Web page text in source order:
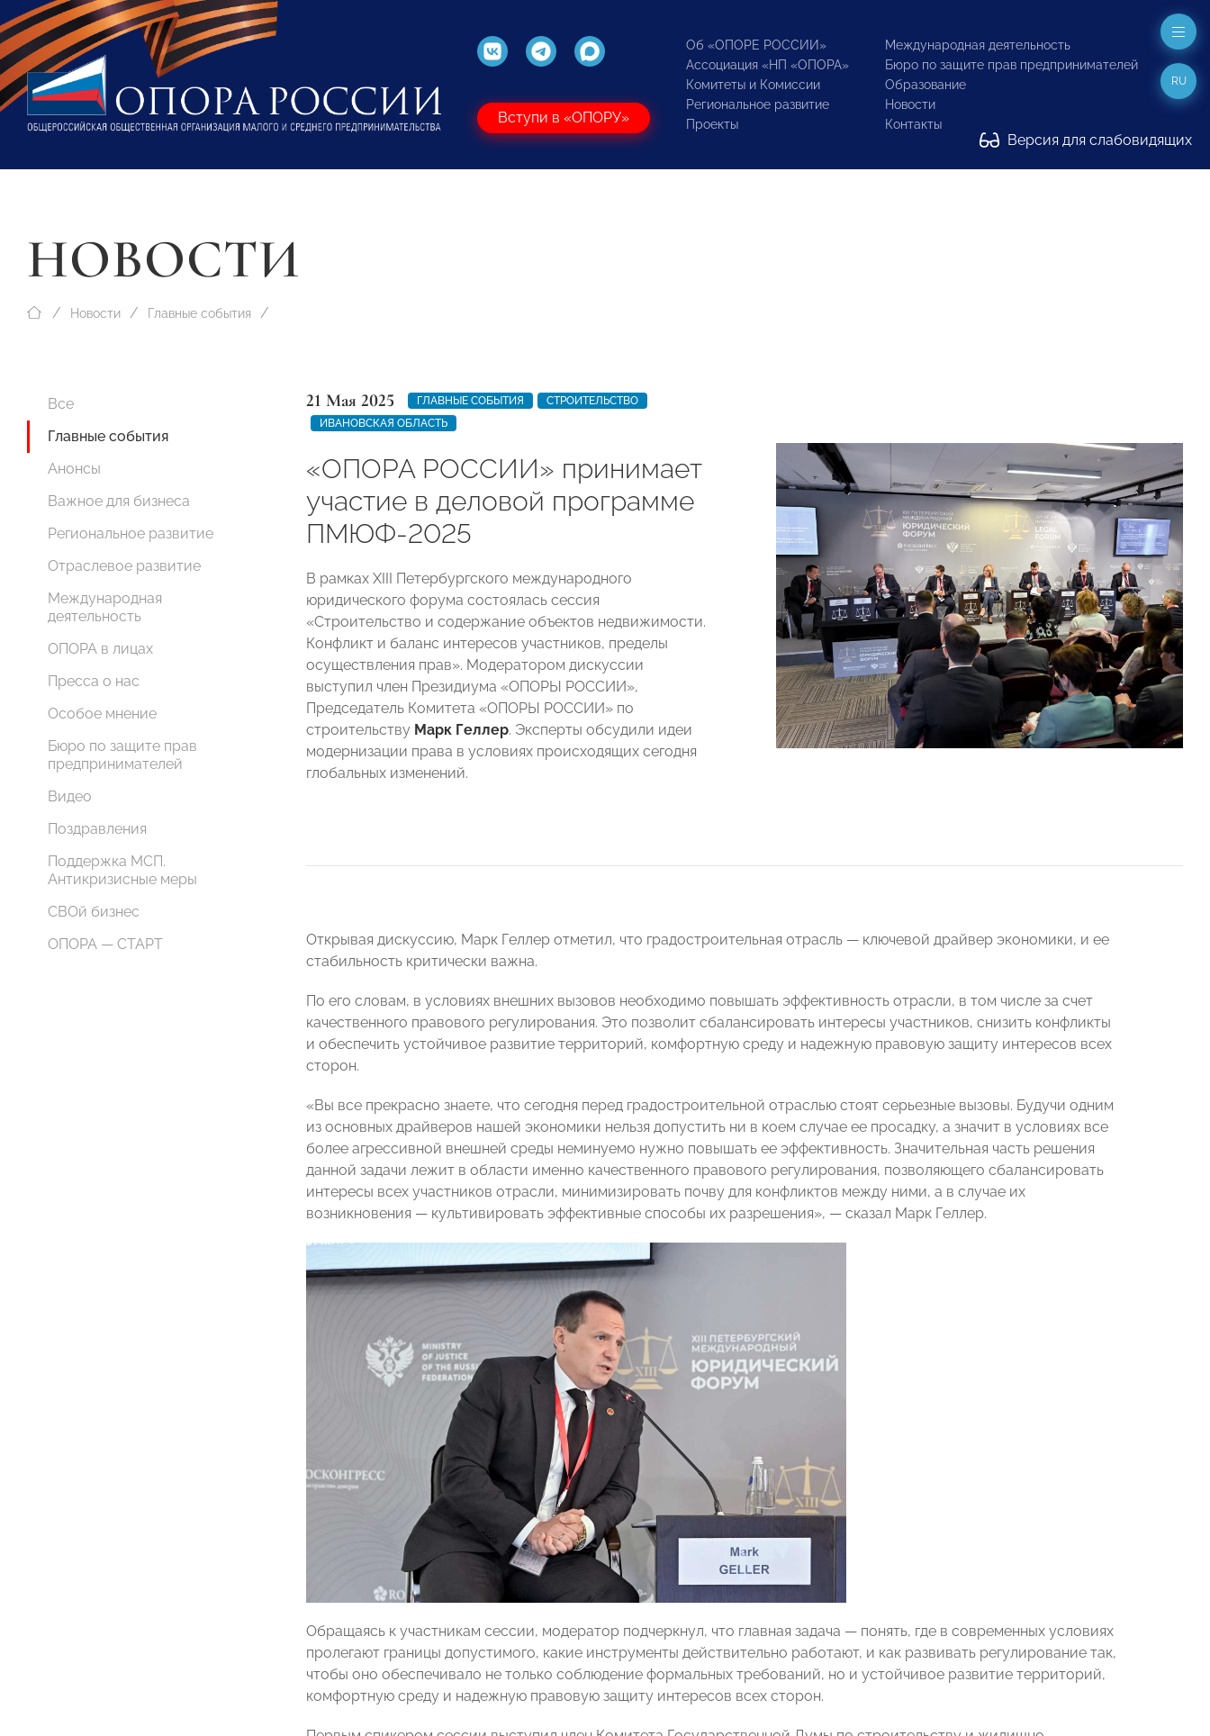
Вступи в «ОПОРУ»
Об «ОПОРЕ РОССИИ»
Ассоциация «НП «ОПОРА»
Комитеты и Комиссии
Региональное развитие
Проекты
Международная деятельность
Бюро по защите прав предпринимателей
Образование
Новости
Контакты
Версия для слабовидящих
RU
НОВОСТИ
Новости Главные события
Все
Главные события
Анонсы
Важное для бизнеса
Региональное развитие
Отраслевое развитие
Международная
деятельность
ОПОРА в лицах
Пресса о нас
Особое мнение
Бюро по защите прав
предпринимателей
Видео
Поздравления
Поддержка МСП.
Антикризисные меры
СВОй бизнес
ОПОРА — СТАРТ
21 Мая 2025 ГЛАВНЫЕ СОБЫТИЯ
СТРОИТЕЛЬСТВО
ИВАНОВСКАЯ ОБЛАСТЬ
«ОПОРА РОССИИ» принимает
участие в деловой программе
ПМЮФ-2025
В рамках XIII Петербургского международного
юридического форума состоялась сессия
«Строительство и содержание объектов недвижимости.
Конфликт и баланс интересов участников, пределы
осуществления прав». Модератором дискуссии
выступил член Президиума «ОПОРЫ РОССИИ»,
Председатель Комитета «ОПОРЫ РОССИИ» по
строительству Марк Геллер. Эксперты обсудили идеи
модернизации права в условиях происходящих сегодня
глобальных изменений.
Открывая дискуссию, Марк Геллер отметил, что градостроительная отрасль — ключевой драйвер экономики, и ее
стабильность критически важна.
По его словам, в условиях внешних вызовов необходимо повышать эффективность отрасли, в том числе за счет
качественного правового регулирования. Это позволит сбалансировать интересы участников, снизить конфликты
и обеспечить устойчивое развитие территорий, комфортную среду и надежную правовую защиту интересов всех
сторон.
«Вы все прекрасно знаете, что сегодня перед градостроительной отраслью стоят серьезные вызовы. Будучи одним
из основных драйверов нашей экономики нельзя допустить ни в коем случае ее просадку, а значит в условиях все
более агрессивной внешней среды неминуемо нужно повышать ее эффективность. Значительная часть решения
данной задачи лежит в области именно качественного правового регулирования, позволяющего сбалансировать
интересы всех участников отрасли, минимизировать почву для конфликтов между ними, а в случае их
возникновения — культивировать эффективные способы их разрешения», — сказал Марк Геллер.
Обращаясь к участникам сессии, модератор подчеркнул, что главная задача — понять, где в современных условиях
пролегают границы допустимого, какие инструменты действительно работают, и как развивать регулирование так,
чтобы оно обеспечивало не только соблюдение формальных требований, но и устойчивое развитие территорий,
комфортную среду и надежную правовую защиту интересов всех сторон.